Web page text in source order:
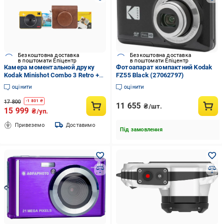
Безкоштовна доставка
в поштомати Епіцентр
Камера моментальной друку
Kodak Minishot Combo 3 Retro +
чохол + фотоплівка 30 шт.
Yellow
оцінити
17 800 -1 801 ₴
15 999 ₴/уп.
Привеземо Доставимо
Безкоштовна доставка
в поштомати Епіцентр
Фотоапарат компактний Kodak
FZ55 Black (27062797)
оцінити
11 655 ₴/шт.
Під замовлення